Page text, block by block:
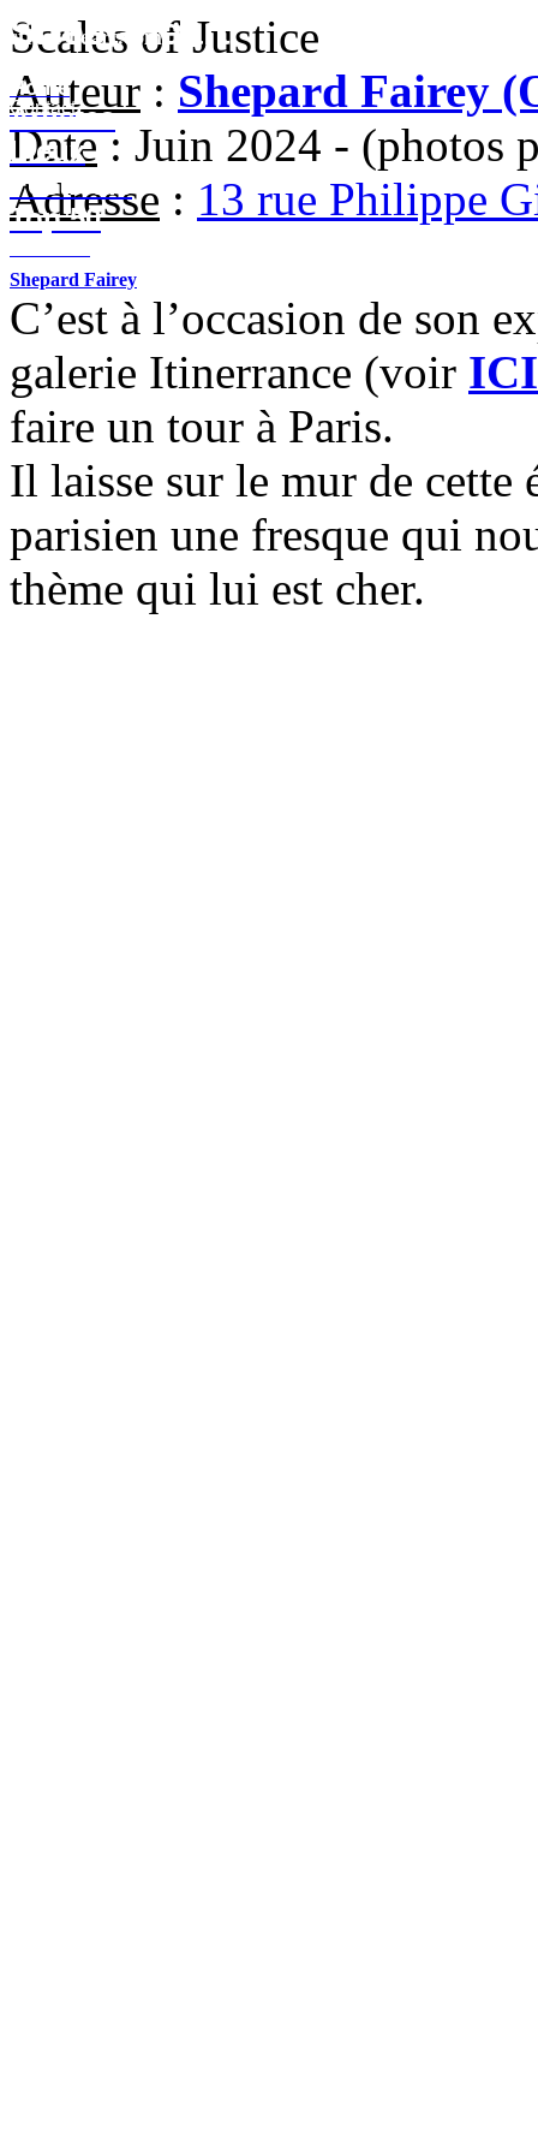
street-heart.com
Contact
Street-Heart
Home
Artistes
Lieux
Festivals
Top 50
Scales of Justice
Auteur : Shepard Fairey
Date: Juin 2024 - (photos
Adresse : 13 rue Philippe
Shepard Fairey
C’est à l’occasion de son
galerie Itinerrance (voir ICI
faire un tour à Paris.
Il laisse sur le mur de cette
parisien une fresque qui
thème qui lui est cher.